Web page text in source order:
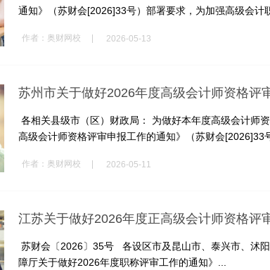
通知》（苏财会[2026]33号）部署要求，为加强高级会计
作者： 奥财网校 | 2026-05-13
苏州市关于做好2026年度高级会计师资格评
各相关县级市（区）财政局： 为做好本年度高级会计师
高级会计师资格评审申报工作的通知》（苏财会[2026]33
作者： 奥财网校 | 2026-05-11
江苏关于做好2026年度正高级会计师资格评
苏财会〔2026〕35号 各设区市及昆山市、泰兴市、沭
障厅关于做好2026年度职称评审工作的通知》...